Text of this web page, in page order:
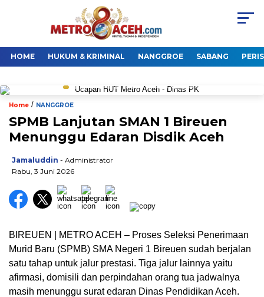
HOME HUKUM & KRIMINAL NANGGROE SABANG
Home / NANGGROE
SPMB Lanjutan SMAN 1 Bireuen
Menunggu Edaran Disdik Aceh
Jamaluddin - Administrator
Rabu, 3 Juni 2026
BIREUEN | METRO ACEH – Proses Seleksi Penerimaan
Murid Baru (SPMB) SMA Negeri 1 Bireuen sudah berjalan
satu tahap untuk jalur prestasi. Tiga jalur lainnya yaitu
afirmasi, domisili dan perpindahan orang tua jadwalnya
masih menunggu surat edaran Dinas Pendidikan Aceh.